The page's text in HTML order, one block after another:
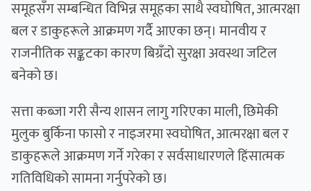
समूहसँग सम्बन्धित विभिन्न समूहका साथै स्वघोषित, आत्मरक्षा
बल र डाकुहरूले आक्रमण गर्दै आएका छन्। मानवीय र
राजनीतिक सङ्कटका कारण बिग्रँदो सुरक्षा अवस्था जटिल
बनेको छ।
सत्ता कब्जा गरी सैन्य शासन लागु गरिएका माली, छिमेकी
मुलुक बुर्किना फासो र नाइजरमा स्वघोषित, आत्मरक्षा बल र
डाकुहरूले आक्रमण गर्ने गरेका र सर्वसाधारणले हिंसात्मक
गतिविधिको सामना गर्नुपरेको छ।